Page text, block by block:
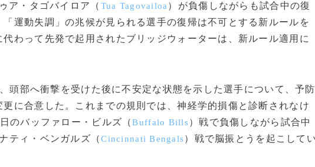
ア・タゴバイロア（ Tua Tagovailoa ）が負傷しながらも試合中の復
運動失調」の兆候が見られる選手の復帰は不可とする新ルールを
わって先発で起用されたブリッジウォーターは、新ルール適用に
頭部へ衝撃を受けた後に不安定な状態を示した選手について、予防
に合意した。これまでの規則では、神経学的損傷と診断されなけ
のバッファロー・ビルズ（Buffalo Bills）戦で負傷しながら試合中
ティ・ベンガルズ（Cincinnati Bengals）戦で脳振とうを起こして